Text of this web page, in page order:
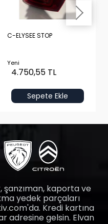
C-ELYSEE STOP
Yeni
4.750,55 TL
Sepete Ekle
kaporta ve
yedek parçaları
Kredi kartına
adresine gelsin. Elvan